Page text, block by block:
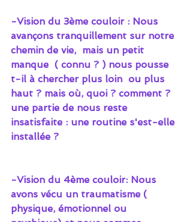
-Vision du 3ème couloir : Nous
avançons tranquillement sur notre
chemin de vie,  mais un petit
manque  ( connu ? ) nous pousse
t-il à chercher plus loin  ou plus
haut ? mais où, quoi ? comment ?
une partie de nous reste
insatisfaite : une routine s'est-elle
installée ?
-Vision du 4ème couloir: Nous
avons vécu un traumatisme (
physique, émotionnel ou